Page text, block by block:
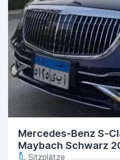
Mercedes-Benz S-
Maybach Schwarz
Sitzplätze